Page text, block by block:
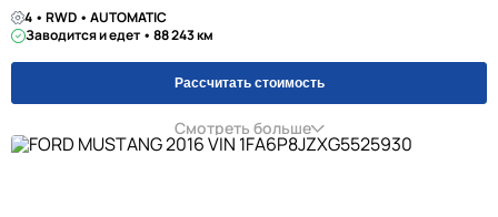
4 • RWD • AUTOMATIC
Заводится и едет • 88 243 км
Рассчитать стоимость
Смотреть больше